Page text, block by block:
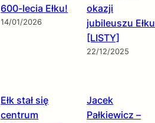
600-lecia Ełku!
14/01/2026
okazji
jubileuszu Ełku
[LISTY]
22/12/2025
Ełk stał się
centrum
Jacek
Pałkiewicz –